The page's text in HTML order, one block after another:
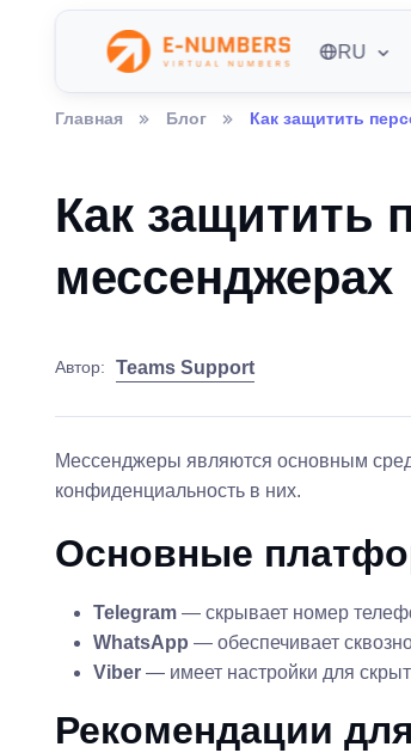
RU
Главная Блог Как защитить
Как защитить
мессенджерах
Автор: Teams Support
Мессенджеры являются основным
конфиденциальность в них.
Основные
Telegram— скрывает номер
WhatsApp — обеспечивает
Viber— имеет настройки для
Рекомендации